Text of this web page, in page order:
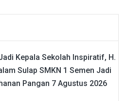
Kepala Sekolah Inspiratif, H.
Sulap SMKN 1 Semen Jadi
Pangan 7 Agustus 2026